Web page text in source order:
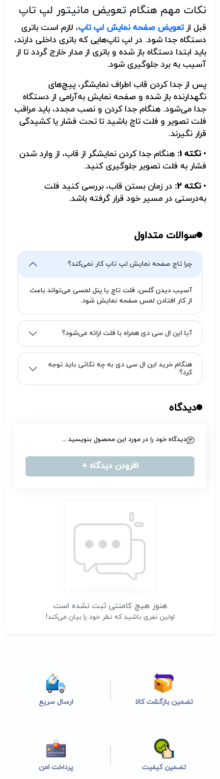
نکات مهم هنگام تعویض مانیتور لپ تاپ
قبل ازتعویض صفحه نمایش لپ تاپ، لازم است باتری
دستگاه جدا شود. در لپ تاپ‌هایی که باتری داخلی دارند،
باید ابتدا دستگاه باز شده و باتری از مدار خارج گردد تا از
آسیب به برد جلوگیری شود.
پس از جدا کردن قاب اطراف نمایشگر، پیچ‌های
نگهدارنده باز شده و صفحه نمایش به‌آرامی از دستگاه
جدا می‌شود. هنگام جدا کردن و نصب مجدد، باید مراقب
فلت تصویر و فلت تاچ باشید تا تحت فشار یا کشیدگی
قرار نگیرند.
•نکته 1:
هنگام جدا کردن نمایشگر از قاب، از وارد شدن
فشار به فلت تصویر جلوگیری کنید.
• نکته 2:
در زمان بستن قاب، بررسی کنید فلت
به‌درستی در مسیر خود قرار گرفته باشد.
سوالات متداول
چرا تاچ صفحه نمایش لپ تاپ کار نمی‌کند؟
آسیب دیدن گلس، فلت تاچ یا پنل لمسی می‌تواند باعث
از کار افتادن لمس صفحه نمایش شود.
آیا این ال سی دی همراه با فلت ارائه می‌شود؟
هنگام خرید این ال سی دی به چه نکاتی باید توجه
کرد؟
دیدگاه
هنوز هیچ کامنتی ثبت نشده است
اولین نفری باشید که نظر خود را بیان می‌کند!
دیدگاه خود را در مورد این محصول بنویسید ...
افزودن دیدگاه +
تضمین بازگشت کالا ارسال سریع
تضمین کیفیت پرداخت امن